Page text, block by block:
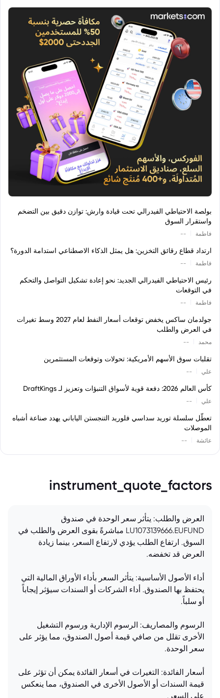
بولصة الاحتياطي الفيدرالي تحت قيادة وارش: توازن دقيق بين التضخم
واستقرار السوق
فاطمة --
ارتداد قطاع رقائق التخزين: هل يمثل الذكاء الاصطناعي استدامة الدورة؟
فاطمة --
رئيس الاحتياطي الفيدرالي الجديد: نحو إعادة تشكيل التواصل والتحكم
في التوقعات
فاطمة --
جولدمان ساكس يخفض توقعات أسعار النفط لعام 2027 وسط تغيرات
في العرض والطلب
محمد --
تقلبات سوق الأسهم الأمريكية: تحولات وتوقعات المستثمرين
علي --
كأس العالم 2026: دفعة قوية لأسواق التنبؤات وتعزيز لـ DraftKings
علي --
تعطّل سلسلة توريد سداسي فلوريد التنجستن الياباني يهدد صناعة أشباه
الموصلات
عائشة --
instrument_quote_factors
العرض والطلب: يتأثر سعر الوحدة في صندوق
LU1073139666.EUFUND مباشرةً بقوى العرض والطلب في
السوق. ارتفاع الطلب يؤدي لارتفاع السعر، بينما زيادة
العرض قد تخفضه.
أداء الأصول الأساسية: يتأثر السعر بأداء الأوراق المالية التي
يحتفظ بها الصندوق. أداء الشركات أو السندات سيؤثر إيجاباً
أو سلباً.
الرسوم والمصاريف: الرسوم الإدارية ورسوم التشغيل
الأخرى تقلل من صافي قيمة أصول الصندوق، مما يؤثر على
سعر الوحدة.
أسعار الفائدة: التغيرات في أسعار الفائدة يمكن أن تؤثر على
قيمة السندات أو الأصول الأخرى في الصندوق، مما ينعكس
على السعر.